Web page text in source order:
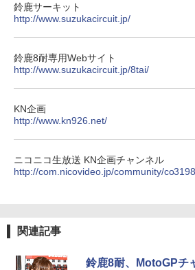
鈴鹿サーキット
http://www.suzukacircuit.jp/
鈴鹿8耐専用Webサイト
http://www.suzukacircuit.jp/8tai/
KN企画
http://www.kn926.net/
ニコニコ生放送 KN企画チャンネル
http://com.nicovideo.jp/community/
関連記事
鈴鹿8耐、MotoGPチ